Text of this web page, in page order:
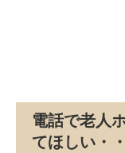
電話で老人
てほしい・